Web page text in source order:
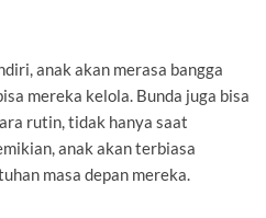
anak akan merasa bangga
mereka kelola. Bunda juga bisa
rutin, tidak hanya saat
anak akan terbiasa
masa depan mereka.